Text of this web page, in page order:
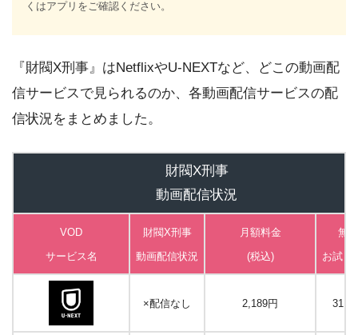
くはアプリをご確認ください。
『財閥X刑事』はNetflixやU-NEXTなど、どこの動画配
信サービスで見られるのか、各動画配信サービスの配
信状況をまとめました。
財閥X刑事
動画配信状況
VOD
サービス名
財閥X刑事
動画配信状況
月額料金
(税込)
無料
お試し
×配信なし 2,189円 31日